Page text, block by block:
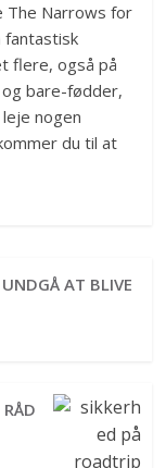
The Narrows for
fantastisk
flere, også på
bare-fødder,
nogen
du til at
AT BLIVE